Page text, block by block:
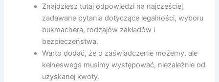
Znajdziesz tutaj odpowiedzi na najczęściej
zadawane pytania dotyczące legalności, wyboru
bukmachera, rodzajów zakładów i
bezpieczeństwa.
Warto dodać, że o zaświadczenie możemy, ale
keineswegs musimy występować, niezależnie od
uzyskanej kwoty.